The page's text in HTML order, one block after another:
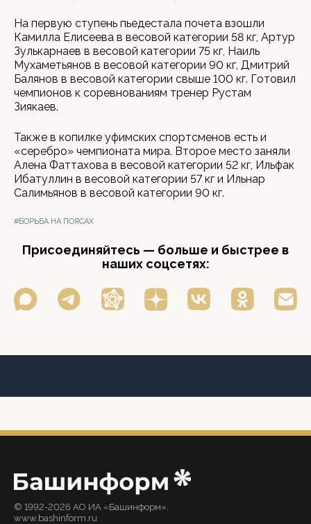
На первую ступень пьедестала почета взошли
Камилла Елисеева в весовой категории 58 кг, Артур
Зулькарнаев в весовой категории 75 кг, Наиль
Мухаметьянов в весовой категории 90 кг, Дмитрий
Балянов в весовой категории свыше 100 кг. Готовил
чемпионов к соревнованиям тренер Рустам
Зиякаев.
Также в копилке уфимских спортсменов есть и
«серебро» чемпионата мира. Второе место заняли
Алена Фаттахова в весовой категории 52 кг, Ильфак
Ибатуллин в весовой категории 57 кг и Ильнар
Салимьянов в весовой категории 90 кг.
#БОРЬБА НА ПОЯСАХ
Присоединяйтесь — больше и быстрее в
наших соцсетях:
© 1992-2026 АО ИА «Башинформ».
www.bashinform.ru